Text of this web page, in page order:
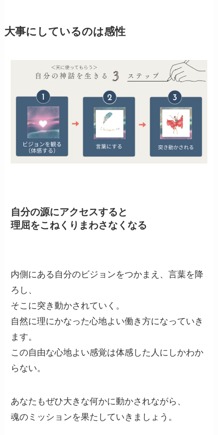
大事にしているのは感性
自分の源にアクセスすると
理屈をこねくりまわさなくなる
内側にある自分のビジョンをつかまえ、言葉を降
ろし、
そこに突き動かされていく。
自然に理にかなった心地よい働き方になっていき
ます。
この自由な心地よい感覚は体感した人にしかわか
らない。
あなたもぜひ大きな何かに動かされながら、
魂のミッションを果たしていきましょう。